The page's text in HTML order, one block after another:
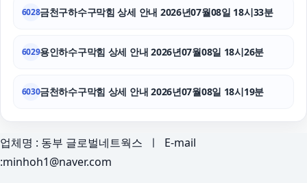
6028금천구하수구막힘 상세 안내 2026년07월08일 18시33분
6029용인하수구막힘 상세 안내 2026년07월08일 18시26분
6030금천하수구막힘 상세 안내 2026년07월08일 18시19분
업체명 : 동부 글로벌네트웍스 ㅣ E-mail
:minhoh1@naver.com